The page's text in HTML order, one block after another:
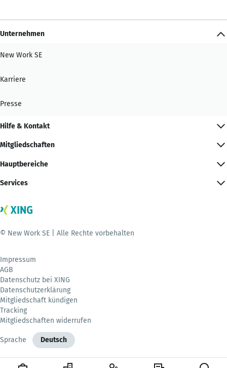
Unternehmen
New Work SE
Karriere
Presse
Hilfe & Kontakt
Mitgliedschaften
Hauptbereiche
Services
© New Work SE | Alle Rechte vorbehalten
Impressum
AGB
Datenschutz bei XING
Datenschutzerklärung
Mitgliedschaft kündigen
Tracking
Mitgliedschaften widerrufen
Sprache Deutsch